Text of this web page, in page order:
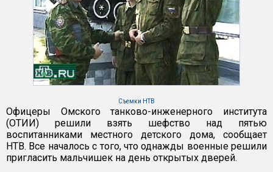
Съемки НТВ
Офицеры Омского танково-инженерного института
(ОТИИ) решили взять шефство над пятью
воспитанниками местного детского дома, сообщает
НТВ. Все началось с того, что однажды военные решили
пригласить мальчишек на день открытых дверей.